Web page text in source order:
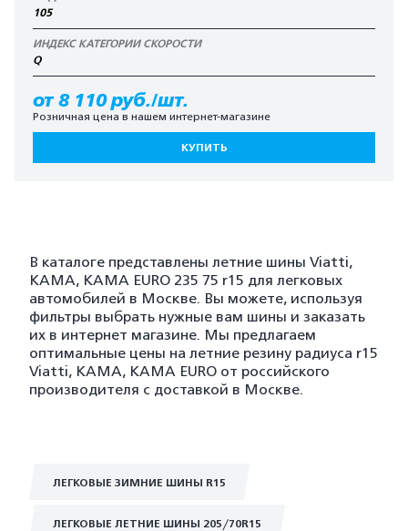
105
ИНДЕКС КАТЕГОРИИ СКОРОСТИ
Q
от 8 110 руб./шт.
Розничная цена в нашем интернет-магазине
КУПИТЬ
В каталоге представлены летние шины Viatti,
KAMA, KAMA EURO 235 75 r15 для легковых
автомобилей в Москве. Вы можете, используя
фильтры выбрать нужные вам шины и заказать
их в интернет магазине. Мы предлагаем
оптимальные цены на летние резину радиуса r15
Viatti, KAMA, KAMA EURO от российского
производителя с доставкой в Москве.
ЛЕГКОВЫЕ ЗИМНИЕ ШИНЫ R15
ЛЕГКОВЫЕ ЛЕТНИЕ ШИНЫ 205/70R15